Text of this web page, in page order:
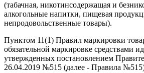
(табачная, никотинсодержащая и
алкогольные напитки, пищевая
непродовольственные товары).
Пунктом 11(1) Правил маркировки
обязательной маркировке средствами
утвержденных постановлением
26.04.2019 №515 (далее - Правила